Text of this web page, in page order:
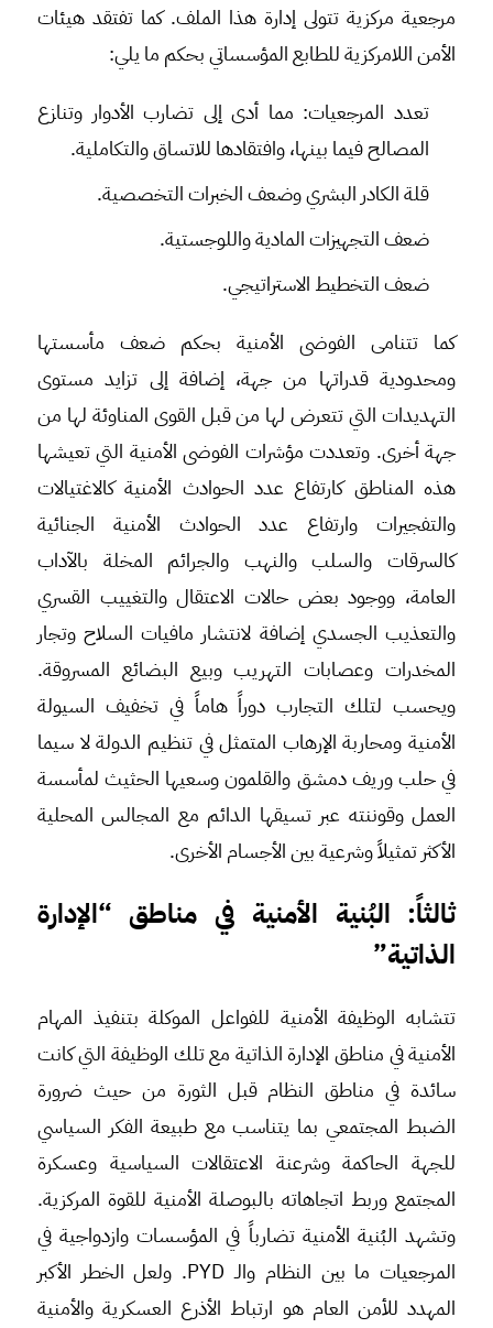
مرجعية مركزية تتولى إدارة هذا الملف. كما تفتقد هيئات
الأمن اللامركزية للطابع المؤسساتي بحكم ما يلي:
تعدد المرجعيات: مما أدى إلى تضارب الأدوار وتنازع
المصالح فيما بينها، وافتقادها للاتساق والتكاملية.
قلة الكادر البشري وضعف الخبرات التخصصية.
ضعف التجهيزات المادية واللوجستية.
ضعف التخطيط الاستراتيجي.
كما تتنامى الفوضى الأمنية بحكم ضعف مأسستها
ومحدودية قدراتها من جهة، إضافة إلى تزايد مستوى
التهديدات التي تتعرض لها من قبل القوى المناوئة لها من
جهة أخرى. وتعددت مؤشرات الفوضى الأمنية التي تعيشها
هذه المناطق كارتفاع عدد الحوادث الأمنية كالاغتيالات
والتفجيرات وارتفاع عدد الحوادث الأمنية الجنائية
كالسرقات والسلب والنهب والجرائم المخلة بالآداب
العامة، ووجود بعض حالات الاعتقال والتغييب القسري
والتعذيب الجسدي إضافة لانتشار مافيات السلاح وتجار
المخدرات وعصابات التهريب وبيع البضائع المسروقة.
ويحسب لتلك التجارب دوراً هاماً في تخفيف السيولة
الأمنية ومحاربة الإرهاب المتمثل في تنظيم الدولة لا سيما
في حلب وريف دمشق والقلمون وسعيها الحثيث لمأسسة
العمل وقوننته عبر تسيقها الدائم مع المجالس المحلية
الأكثر تمثيلاً وشرعية بين الأجسام الأخرى.
ثالثاً: البُنية الأمنية في مناطق “الإدارة
الذاتية”
تتشابه الوظيفة الأمنية للفواعل الموكلة بتنفيذ المهام
الأمنية في مناطق الإدارة الذاتية مع تلك الوظيفة التي كانت
سائدة في مناطق النظام قبل الثورة من حيث ضرورة
الضبط المجتمعي بما يتناسب مع طبيعة الفكر السياسي
للجهة الحاكمة وشرعنة الاعتقالات السياسية وعسكرة
المجتمع وربط اتجاهاته بالبوصلة الأمنية للقوة المركزية.
وتشهد البُنية الأمنية تضارباً في المؤسسات وازدواجية في
المرجعيات ما بين النظام والـ PYD. ولعل الخطر الأكبر
المهدد للأمن العام هو ارتباط الأذرع العسكرية والأمنية